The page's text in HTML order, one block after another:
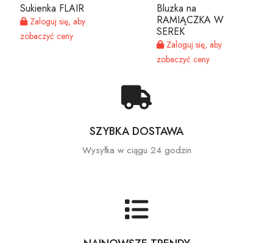
Sukienka FLAIR
Zaloguj się, aby
zobaczyć ceny
Bluzka na
RAMIĄCZKA W
SEREK
Zaloguj się, aby
zobaczyć ceny
SZYBKA DOSTAWA
Wysyłka w ciągu 24 godzin